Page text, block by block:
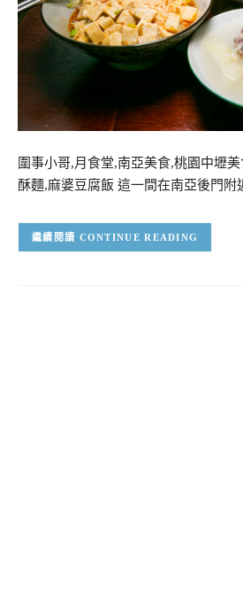
圍事小哥,月食堂,南亞美食,桃園中壢
酥麵,麻婆豆腐飯 這一間在南亞後門
CONTINUE READING